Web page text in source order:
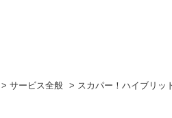
> サービス全般 > スカパー！ハイブリッ